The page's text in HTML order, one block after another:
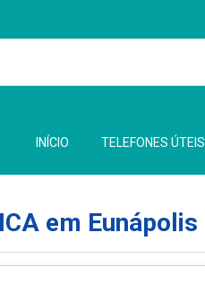
INÍCIO TELEFONES ÚTEIS
em Eunápolis